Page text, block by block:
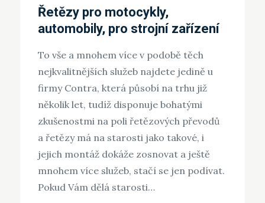
Řetězy pro motocykly,
automobily, pro strojní zařízení
To vše a mnohem více v podobě těch
nejkvalitnějších služeb najdete jedině u
firmy Contra, která působí na trhu již
několik let, tudíž disponuje bohatými
zkušenostmi na poli řetězových převodů
a řetězy má na starosti jako takové, i
jejich montáž dokáže zosnovat a ještě
mnohem více služeb, stačí se jen podívat.
Pokud Vám dělá starosti…